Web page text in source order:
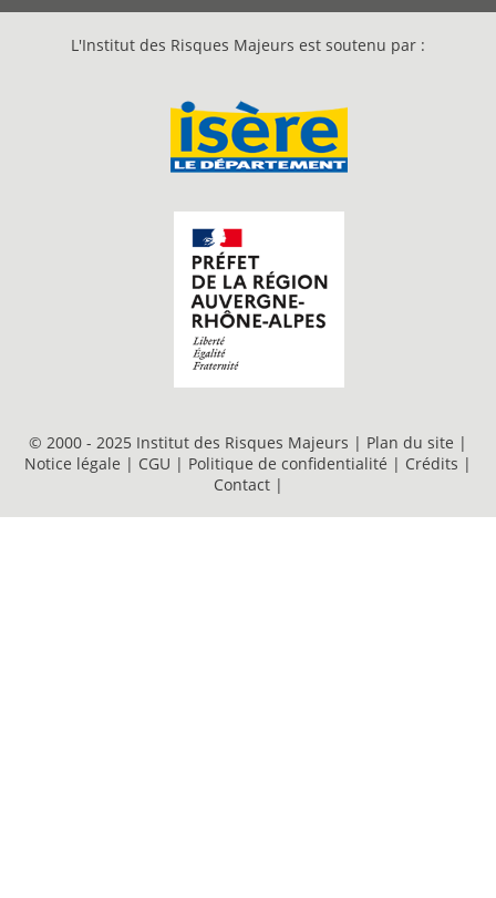
L'Institut des Risques Majeurs est soutenu par :
© 2000 - 2025 Institut des Risques Majeurs | Plan du site |
Notice légale | CGU | Politique de confidentialité | Crédits |
Contact |